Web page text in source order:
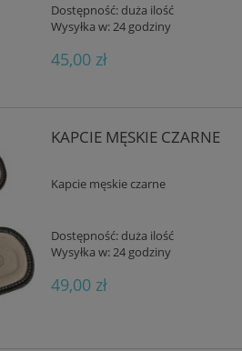
BIOKEN KLAPKI SKÓRZANE FUSBET –
Dostępność: duża ilość
Wysyłka w:24 godziny
45,00 zł
KAPCIE MĘSKIE CZARNE
Kapcie męskie czarne
Dostępność: duża ilość
Wysyłka w:24 godziny
49,00 zł